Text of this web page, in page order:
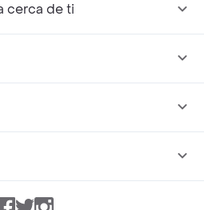
cerca de ti
Facebook
TwitterInstagram